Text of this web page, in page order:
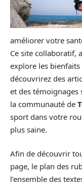
améliorer votre
Ce site collaboratif,
explore les
découvrirez des
et des témoignages
la communauté de
sport dans votre
plus saine.
Afin de découvrir
page, le plan des
l’ensemble des